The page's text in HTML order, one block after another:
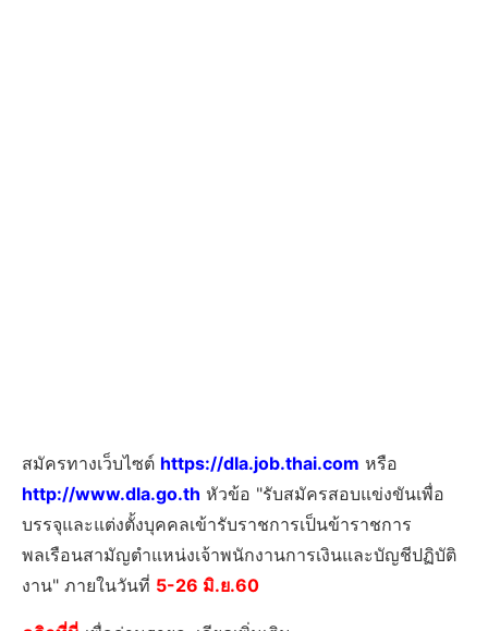
สมัครทางเว็บไซต์ https://dla.job.thai.com หรือ
http://www.dla.go.th หัวข้อ "รับสมัครสอบแข่งขันเพื่อ
บรรจุและแต่งตั้งบุคคลเข้ารับราชการเป็นข้าราชการ
พลเรือนสามัญตำแหน่งเจ้าพนักงานการเงินและบัญชีปฏิบัติ
งาน" ภายในวันที่ 5-26 มิ.ย.60